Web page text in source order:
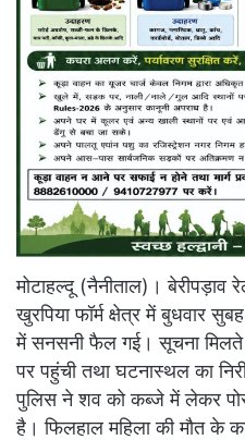
मोटाहल्दू (नैनीताल)। बेरीपड़ाव
खुरपिया फॉर्म क्षेत्र में बुधवार
में सनसनी फैल गई। सूचना मिलते
पर पहुंची तथा घटनास्थल का
पुलिस ने शव को कब्जे में लेकर
है। फिलहाल महिला की मौत के